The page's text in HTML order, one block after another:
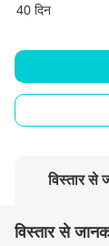
40 दिन
विस्तार से
विस्तार से